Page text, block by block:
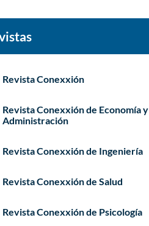
Revista Conexxión
Revista Conexxión de Economía y
Administración
Revista Conexxión de Ingeniería
Revista Conexxión de Salud
Revista Conexxión de Psicología